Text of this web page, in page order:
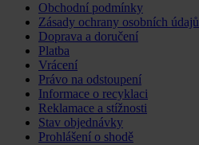
Obchodní podmínky
Zásady ochrany osobních údajů
Doprava a doručení
Platba
Vrácení
Právo na odstoupení
Informace o recyklaci
Reklamace a stížnosti
Stav objednávky
Prohlášení o shodě